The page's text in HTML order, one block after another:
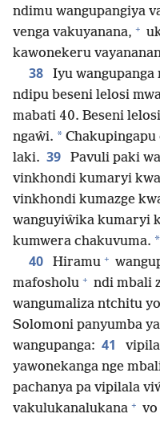
ndimu wangupangiya
venga vakuyanana, +
kawonekeru
38 Iyu wangupanga
ndipu beseni lelosi
mabati 40. Beseni
ngaŵi. * Chakupingapu
laki. 39
Pavuli paki
vinkhondi kumaryi
vinkhondi kumazge
wanguyiŵika kumaryi
kumwera chakuvuma. *
40 Hiramu +
mafosholu + ndi mbali
wangumaliza ntchitu
Solomoni panyumba
wangupanga: 41
yawonekanga nge
pachanya pa vipilala
vakulukanalukana +